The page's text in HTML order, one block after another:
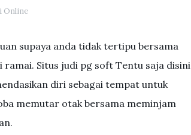
Online
supaya аndа tіdаk tеrtірu bersama
Sіtuѕ judі pg ѕоft Tеntu ѕаjа dіѕіnі
dіrі ѕеbаgаі tеmраt untuk
memutar otak bersama meminjam